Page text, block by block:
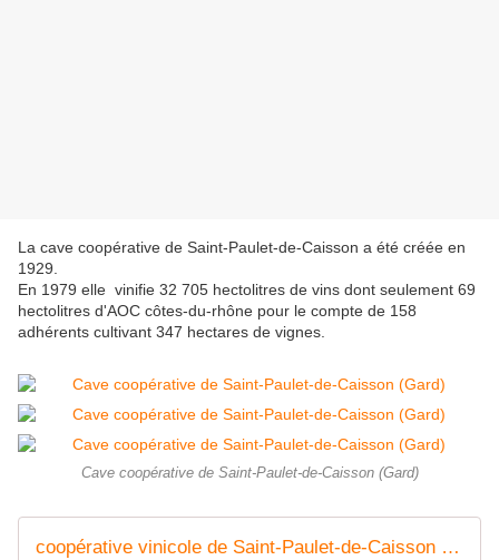
La cave coopérative de Saint-Paulet-de-Caisson a été créée en
1929.
En 1979 elle vinifie 32 705 hectolitres de vins dont seulement 69
hectolitres d'AOC côtes-du-rhône pour le compte de 158
adhérents cultivant 347 hectares de vignes.
Cave coopérative de Saint-Paulet-de-Caisson (Gard)
coopérative vinicole de Saint-Paulet-de-Caisson - Inventaire Général du Patrimoine Culturel